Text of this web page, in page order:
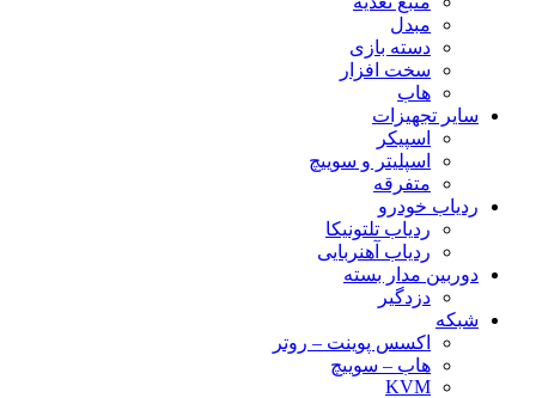
مبدل
دسته بازی
سخت افزار
هاب
سایر تجهیزات
اسپیکر
اسپلیتر و سوییچ
متفرقه
ردیاب خودرو
ردیاب تلتونیکا
ردیاب آهنربایی
دوربین مدار بسته
دزدگیر
شبکه
اکسس پوینت – روتر
هاب – سوییچ
KVM